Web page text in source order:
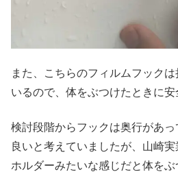
また、こちらのフィルムフック
いるので、体をぶつけたときに安
検討段階からフックは奥行があ
良いと考えていましたが、山崎
ホルダーみたいな感じだと体を